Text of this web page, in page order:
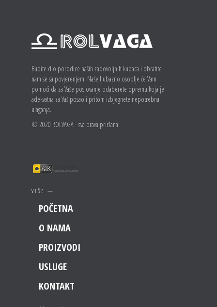
Budite dio porodice naših zadovoljnih kupaca i obratite
nam se sa povjerenjem. Naše ljubazno osoblje će Vam
pomoći da za Vaše poslovanje odaberete opremu koja je
adekvatna za Vaš posao i pritom izbjegnete nepotrebna
ulaganja.
© 2020 ROLVAGA - sva prava priržana
VIŠE —
POČETNA
O NAMA
PROIZVODI
USLUGE
KONTAKT